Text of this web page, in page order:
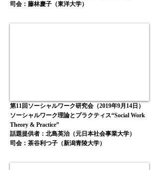
司会：藤林慶子（東洋大学）
第11回ソーシャルワーク研究会（2019年9月14日）
ソーシャルワーク理論とプラクティス“Social Work
Theory & Practice”
話題提供者：北島英治（元日本社会事業大学）
司会：茶谷利つ子（新潟青陵大学）